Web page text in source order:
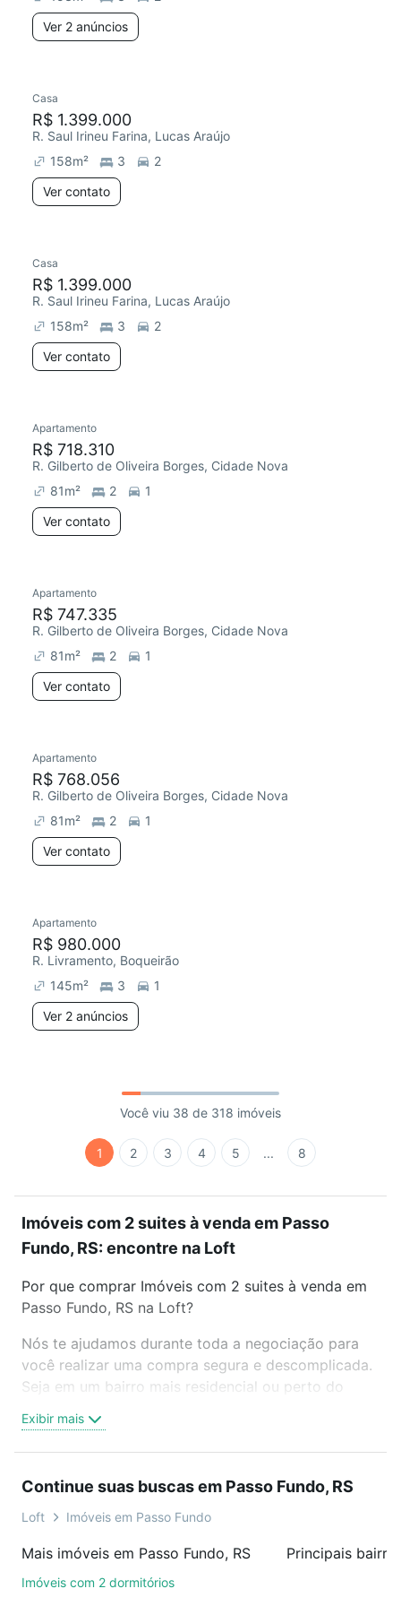
Ver 2 anúncios
Casa
R$ 1.399.000
R. Saul Irineu Farina, Lucas Araújo
158m² 3
2
Ver contato
Casa
R$ 1.399.000
R. Saul Irineu Farina, Lucas Araújo
158m² 3
2
Ver contato
Apartamento
R$ 718.310
R. Gilberto de Oliveira Borges, Cidade Nova
81m² 2
1
Ver contato
Apartamento
R$ 747.335
R. Gilberto de Oliveira Borges, Cidade Nova
81m² 2
1
Ver contato
Apartamento
R$ 768.056
R. Gilberto de Oliveira Borges, Cidade Nova
81m² 2
1
Ver contato
Apartamento
R$ 980.000
R. Livramento, Boqueirão
145m² 3
1
Ver 2 anúncios
Você viu 38 de 318 imóveis
1 2 3 4 5 ... 8
Imóveis com 2 suites à venda em Passo
Fundo, RS: encontre na Loft
Por que comprar Imóveis com 2 suites à venda em
Passo Fundo, RS na Loft?
Nós te ajudamos durante toda a negociação para
você realizar uma compra segura e descomplicada.
Seja em um bairro mais residencial ou perto do
oferta ideal de Imóveis com 2 suites à venda em
Passo Fundo, RS para conquistar seu sonho. Agende
sem compromisso e você ainda conta com mais de
46 mil corretores e imobiliárias te ajudando na
Como escolher um imóvel?
Exibir mais
Continue suas buscas em Passo Fundo, RS
Loft Imóveis em Passo Fundo
Mais imóveis em Passo Fundo, RS
Imóveis com 2 dormitórios